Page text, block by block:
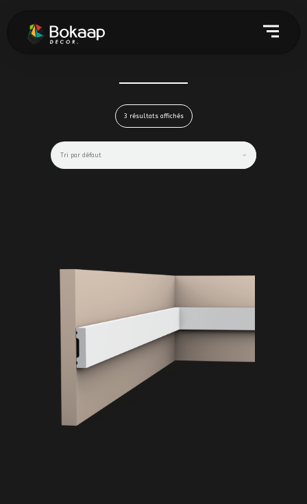
3 résultats affichés